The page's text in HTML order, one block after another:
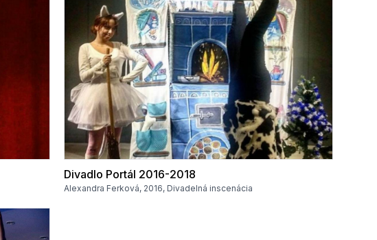
Divadlo Portál 2016-2018
Alexandra Ferková, 2016, Divadelná inscenácia